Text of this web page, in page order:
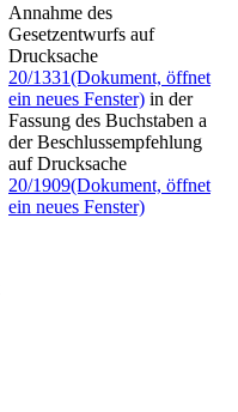
Annahme des
Gesetzentwurfs auf
Drucksache
20/1331(Dokument, öffnet
ein neues Fenster) in der
Fassung des Buchstaben a
der Beschlussempfehlung
auf Drucksache
20/1909(Dokument, öffnet
ein neues Fenster)